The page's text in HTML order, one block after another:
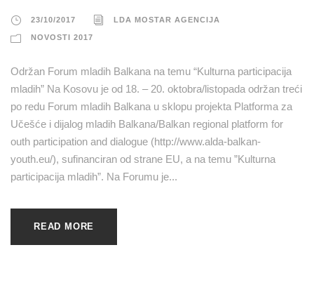
23/10/2017 LDA MOSTAR AGENCIJA
NOVOSTI 2017
Održan Forum mladih Balkana na temu “Kulturna participacija
mladih” Na Kosovu je od 18. – 20. oktobra/listopada održan treći
po redu Forum mladih Balkana u sklopu projekta Platforma za
Učešće i dijalog mladih Balkana/Balkan regional platform for
outh participation and dialogue (http://www.alda-balkan-
youth.eu/), sufinanciran od strane EU, a na temu ”Kulturna
participacija mladih”. Na Forumu je...
READ MORE